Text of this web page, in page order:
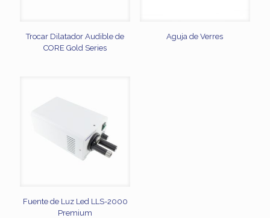
Trocar Dilatador Audible de
CORE Gold Series
Aguja de Verres
Fuente de Luz Led LLS-2000
Premium